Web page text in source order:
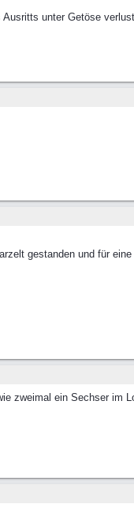
unter Getöse
gestanden und für
zweimal ein Sechser im